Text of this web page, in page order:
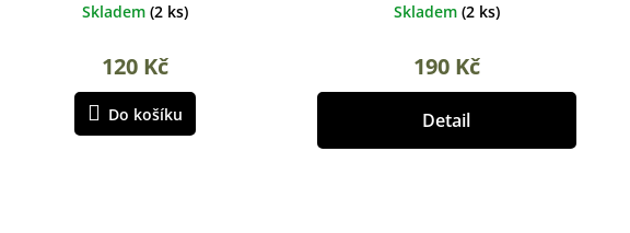
Skladem(2 ks)
120 Kč
Do košíku
Skladem (2 ks)
190 Kč
Detail